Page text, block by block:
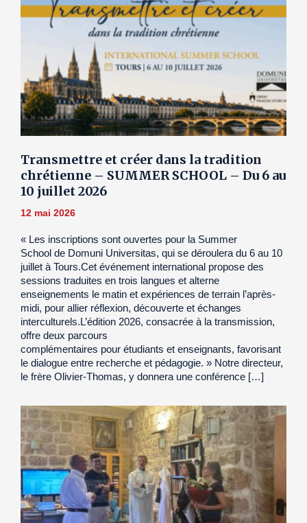
Transmettre et créer dans la tradition
chrétienne – SUMMER SCHOOL – Du 6 au
10 juillet 2026
12 mai 2026
« Les inscriptions sont ouvertes pour la Summer
School de Domuni Universitas, qui se déroulera du 6 au 10
juillet à Tours.Cet événement international propose des
sessions traduites en trois langues et alterne
enseignements le matin et expériences de terrain l’après-
midi, pour allier réflexion, découverte et échanges
interculturels.L’édition 2026, consacrée à la transmission,
offre deux parcours
complémentaires pour étudiants et enseignants, favorisant
le dialogue entre recherche et pédagogie. » Notre directeur,
le frère Olivier-Thomas, y donnera une conférence […]